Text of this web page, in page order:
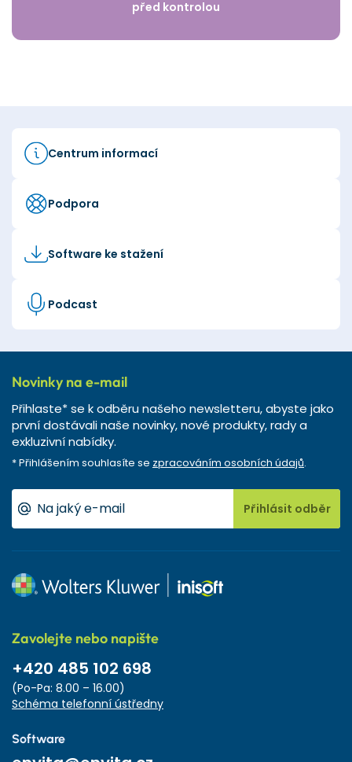
před kontrolou
Centrum informací
Podpora
Software ke stažení
Podcast
Novinky na e-mail
Přihlaste* se k odběru našeho newsletteru, abyste jako
první dostávali naše novinky, nové produkty, rady a
exkluzivní nabídky.
* Přihlášením souhlasíte se zpracováním osobních údajů.
Přihlásit odběr
Zavolejte nebo napište
+420 485 102 698
(Po-Pa: 8.00 – 16.00)
Schéma telefonní ústředny
Software